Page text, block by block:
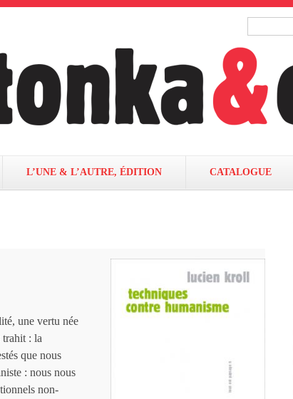
L’UNE & L’AUTRE, ÉDITION CATALOGUE
une vertu née
trahit : la
que nous
: nous nous
non-